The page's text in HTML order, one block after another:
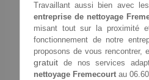
Travaillant aussi bien avec
entreprise de nettoyage
misant tout sur la proximité
fonctionnement de notre
proposons de vous
gratuit de nos services
nettoyage Fremecourt au